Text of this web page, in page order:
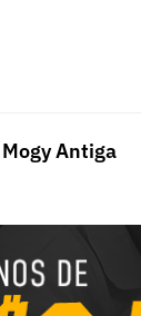
Mogy Antiga